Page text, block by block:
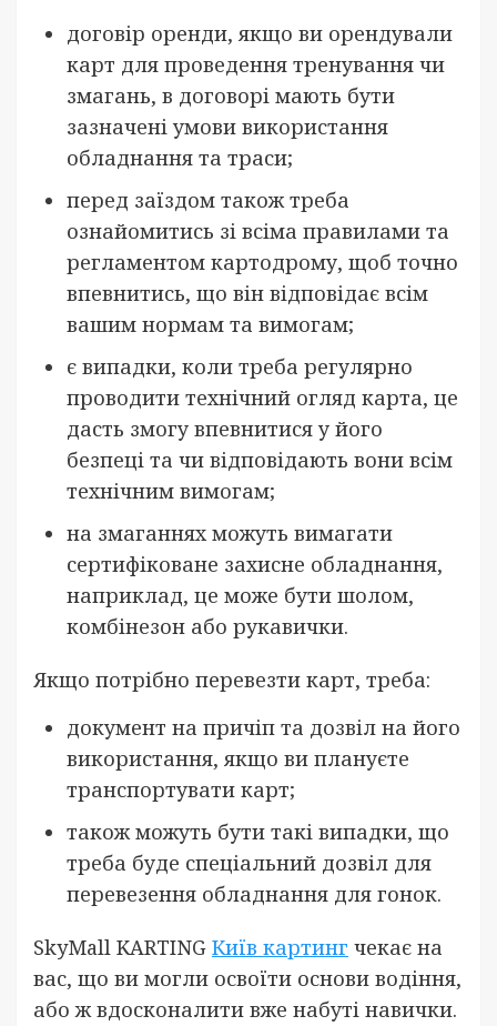
договір оренди, якщо ви орендували
карт для проведення тренування чи
змагань, в договорі мають бути
зазначені умови використання
обладнання та траси;
перед заїздом також треба
ознайомитись зі всіма правилами та
регламентом картодрому, щоб точно
впевнитись, що він відповідає всім
вашим нормам та вимогам;
є випадки, коли треба регулярно
проводити технічний огляд карта, це
дасть змогу впевнитися у його
безпеці та чи відповідають вони всім
технічним вимогам;
на змаганнях можуть вимагати
сертифіковане захисне обладнання,
наприклад, це може бути шолом,
комбінезон або рукавички.
Якщо потрібно перевезти карт, треба:
документ на причіп та дозвіл на його
використання, якщо ви плануєте
транспортувати карт;
також можуть бути такі випадки, що
треба буде спеціальний дозвіл для
перевезення обладнання для гонок.
SkyMall KARTING Київ картинг чекає на
вас, що ви могли освоїти основи водіння,
або ж вдосконалити вже набуті навички.